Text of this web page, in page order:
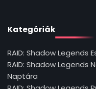
Kategóriák
RAID: Shadow Legends
RAID: Shadow Legends
Naptára